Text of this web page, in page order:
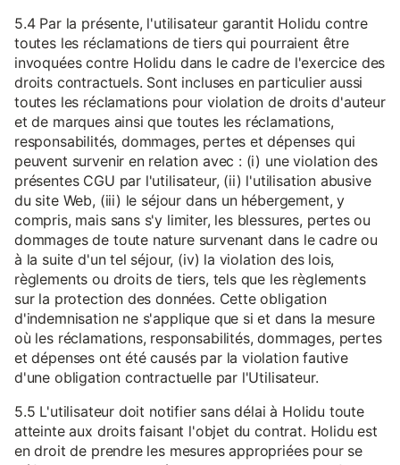
5.4 Par la présente, l'utilisateur garantit Holidu contre
toutes les réclamations de tiers qui pourraient être
invoquées contre Holidu dans le cadre de l'exercice des
droits contractuels. Sont incluses en particulier aussi
toutes les réclamations pour violation de droits d'auteur
et de marques ainsi que toutes les réclamations,
responsabilités, dommages, pertes et dépenses qui
peuvent survenir en relation avec : (i) une violation des
présentes CGU par l'utilisateur, (ii) l'utilisation abusive
du site Web, (iii) le séjour dans un hébergement, y
compris, mais sans s'y limiter, les blessures, pertes ou
dommages de toute nature survenant dans le cadre ou
à la suite d'un tel séjour, (iv) la violation des lois,
règlements ou droits de tiers, tels que les règlements
sur la protection des données. Cette obligation
d'indemnisation ne s'applique que si et dans la mesure
où les réclamations, responsabilités, dommages, pertes
et dépenses ont été causés par la violation fautive
d'une obligation contractuelle par l'Utilisateur.
5.5 L'utilisateur doit notifier sans délai à Holidu toute
atteinte aux droits faisant l'objet du contrat. Holidu est
en droit de prendre les mesures appropriées pour se